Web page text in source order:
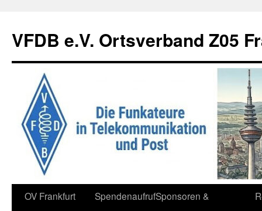
springen
VFDB e.V. Ortsverband Z05
OV Frankfurt
SpendenaufrufSponsoren &